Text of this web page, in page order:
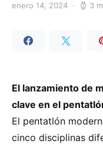
enero 14, 2024 3
El lanzamiento de
clave en el
El pentatlón
cinco disciplinas